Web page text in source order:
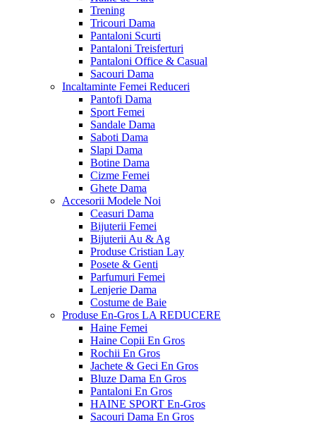
Trening
Tricouri Dama
Pantaloni Scurti
Pantaloni Treisferturi
Pantaloni Office & Casual
Sacouri Dama
Incaltaminte Femei Reduceri
Pantofi Dama
Sport Femei
Sandale Dama
Saboti Dama
Slapi Dama
Botine Dama
Cizme Femei
Ghete Dama
Accesorii Modele Noi
Ceasuri Dama
Bijuterii Femei
Bijuterii Au & Ag
Produse Cristian Lay
Posete & Genti
Parfumuri Femei
Lenjerie Dama
Costume de Baie
Produse En-Gros LA REDUCERE
Haine Femei
Haine Copii En Gros
Rochii En Gros
Jachete & Geci En Gros
Bluze Dama En Gros
Pantaloni En Gros
HAINE SPORT En-Gros
Sacouri Dama En Gros